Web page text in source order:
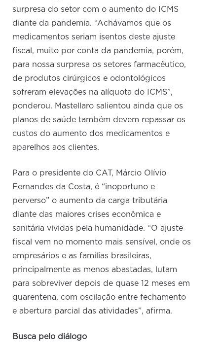
surpresa do setor com o aumento do ICMS
diante da pandemia. “Achávamos que os
medicamentos seriam isentos deste ajuste
fiscal, muito por conta da pandemia, porém,
para nossa surpresa os setores farmacêutico,
de produtos cirúrgicos e odontológicos
sofreram elevações na alíquota do ICMS”,
ponderou. Mastellaro salientou ainda que os
planos de saúde também devem repassar os
custos do aumento dos medicamentos e
aparelhos aos clientes.
Para o presidente do CAT, Márcio Olívio
Fernandes da Costa, é “inoportuno e
perverso” o aumento da carga tributária
diante das maiores crises econômica e
sanitária vividas pela humanidade. “O ajuste
fiscal vem no momento mais sensível, onde os
empresários e as famílias brasileiras,
principalmente as menos abastadas, lutam
para sobreviver depois de quase 12 meses em
quarentena, com oscilação entre fechamento
e abertura parcial das atividades”, afirma.
Busca pelo diálogo